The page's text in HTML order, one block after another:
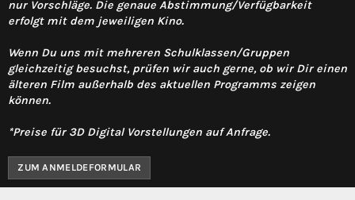
nur Vorschläge. Die genaue Abstimmung/Verfügbarkeit
erfolgt mit dem jeweiligen Kino.
Wenn Du uns mit mehreren Schulklassen/Gruppen
gleichzeitig besuchst, prüfen wir auch gerne, ob wir Dir einen
älteren Film außerhalb des aktuellen Programms zeigen
können.
*Preise für 3D Digital Vorstellungen auf Anfrage.
ZUM ANMELDEFORMULAR